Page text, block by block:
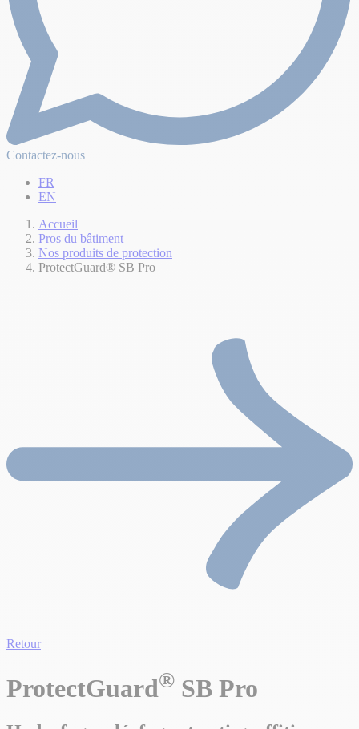
Contactez-nous
FR
EN
Accueil
Pros du bâtiment
Nos produits de protection
ProtectGuard® SB Pro
Retour
ProtectGuard® SB Pro